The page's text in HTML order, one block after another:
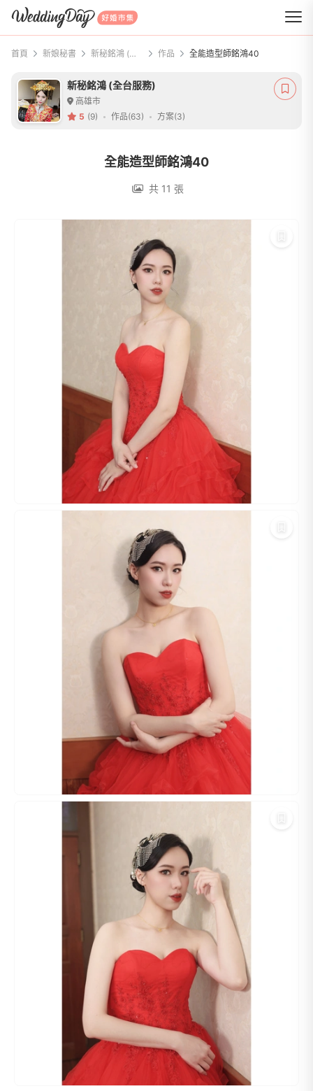
WeddingDay 好婚市集
首頁 新娘秘書 新秘銘鴻 (全台服務) 作品 全能造型師銘鴻40
新秘銘鴻 (全台服務)
高雄市
5 (9) 作品(63) 方案(3)
全能造型師銘鴻40
共 11 張